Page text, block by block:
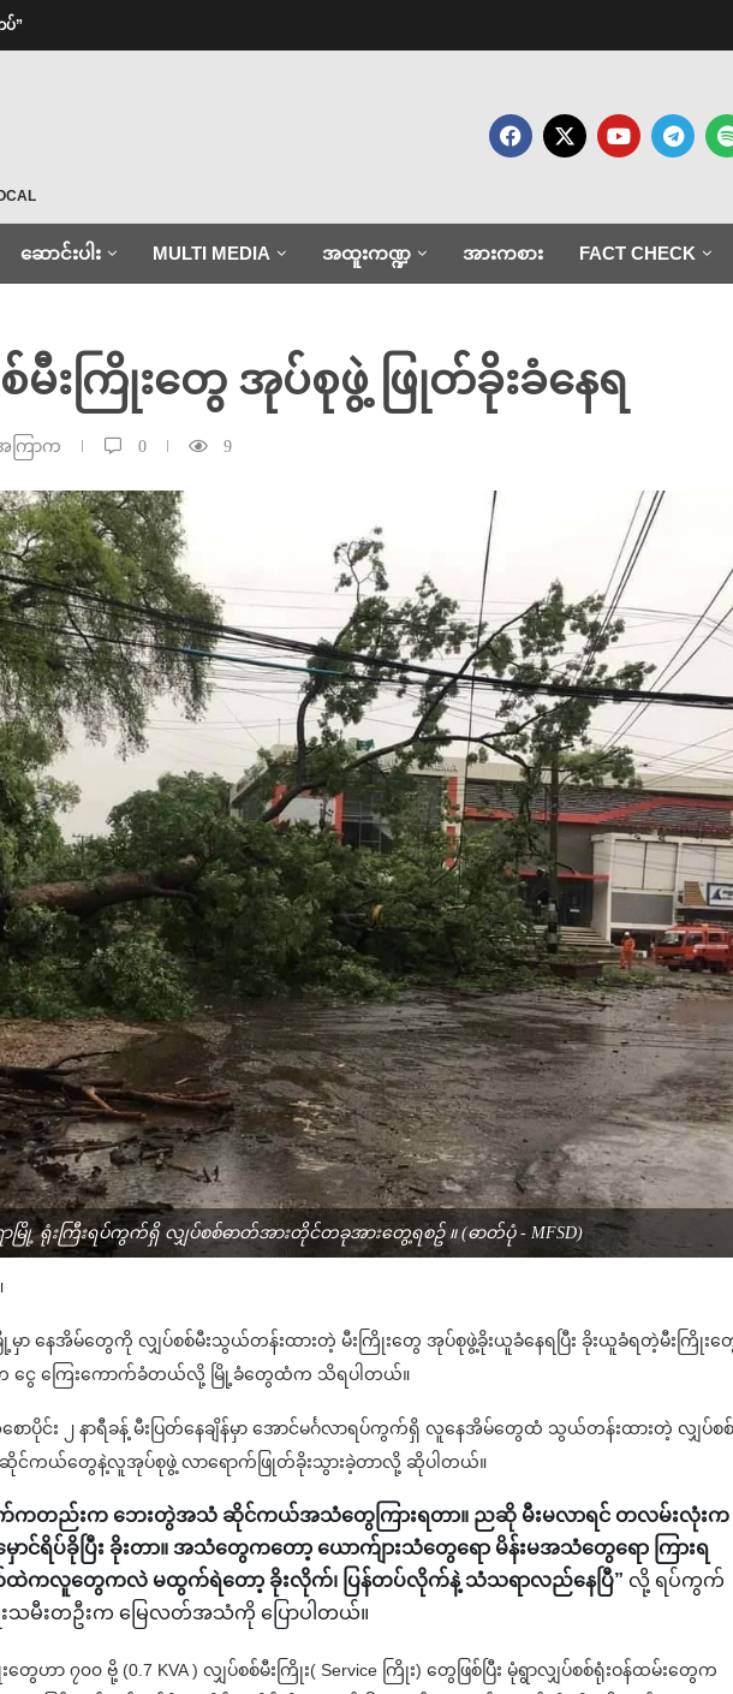
ပ်”
ဆောင်းပါး MULTI MEDIA အထူးကဏ္ဍ အားကစား FACT CHECK
မီးကြိုးတွေ အုပ်စုဖွဲ့ ဖြုတ်ခိုးခံနေရ
ကြာက 0 9
ာမြို့ ရုံးကြီးရပ်ကွက်ရှိ လျှပ်စစ်ဓာတ်အားတိုင်တခုအားတွေ့ရစဥ် ။ (ဓာတ်ပုံ - MFSD)
ြို့မှာ နေအိမ်တွေကို လျှပ်စစ်မီးသွယ်တန်းထားတဲ့ မီးကြိုးတွေ အုပ်စုဖွဲ့ခိုးယူခံနေရပြီး ခိုးယူခံရတဲ့မီးကြိုးတွ
းက ငွေ ကြေးကောက်ခံတယ်လို့ မြို့ခံတွေထံက သိရပါတယ်။
ာပိုင်း ၂ နာရီခန့် မီးပြတ်နေချိန်မှာ အောင်မင်္ဂလာရပ်ကွက်ရှိ လူနေအိမ်တွေထံ သွယ်တန်းထားတဲ့ လျှပ်စစ်
င်ကယ်တွေနဲ့လူအုပ်စုဖွဲ့ လာရောက်ဖြုတ်ခိုးသွားခဲ့တာလို့ ဆိုပါတယ်။
က်ကတည်းက ဘေးတွဲအသံ ဆိုင်ကယ်အသံတွေကြားရတာ။ ညဆို မီးမလာရင် တလမ်းလုံးက
ာင်ရိပ်ခိုပြီး ခိုးတာ။ အသံတွေကတော့ ယောက်ျားသံတွေရော မိန်းမအသံတွေရော ကြားရ
ကလူတွေကလဲ မထွက်ရဲတော့ ခိုးလိုက်၊ ပြန်တပ်လိုက်နဲ့ သံသရာလည်နေပြီ” လို့ ရပ်ကွက်
သမီးတဦးက မြေလတ်အသံကို ပြောပါတယ်။
ေဟာ ၇၀၀ ဗို့ (0.7 KVA ) လျှပ်စစ်မီးကြိုး( Service ကြိုး) တွေဖြစ်ပြီး မုံရွာလျှပ်စစ်ရုံးဝန်ထမ်းတွေက